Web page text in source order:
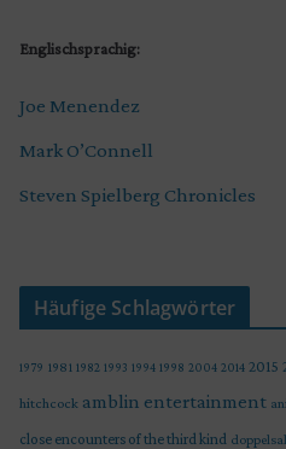
Englischsprachig:
Joe Menendez
Mark O’Connell
Steven Spielberg Chronicles
Häufige Schlagwörter
1979 1981 1982 1993 1994 1998 2004 2014 2015
hitchcock amblin entertainment
close encounters of the third kind